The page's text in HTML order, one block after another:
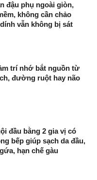
đậu phụ ngoài giòn,
không cần chảo
vẫn không bị sát
trí nhớ bắt nguồn từ
đường ruột hay não
đầu bằng 2 gia vị có
bếp giúp sạch da đầu,
hạn chế gàu